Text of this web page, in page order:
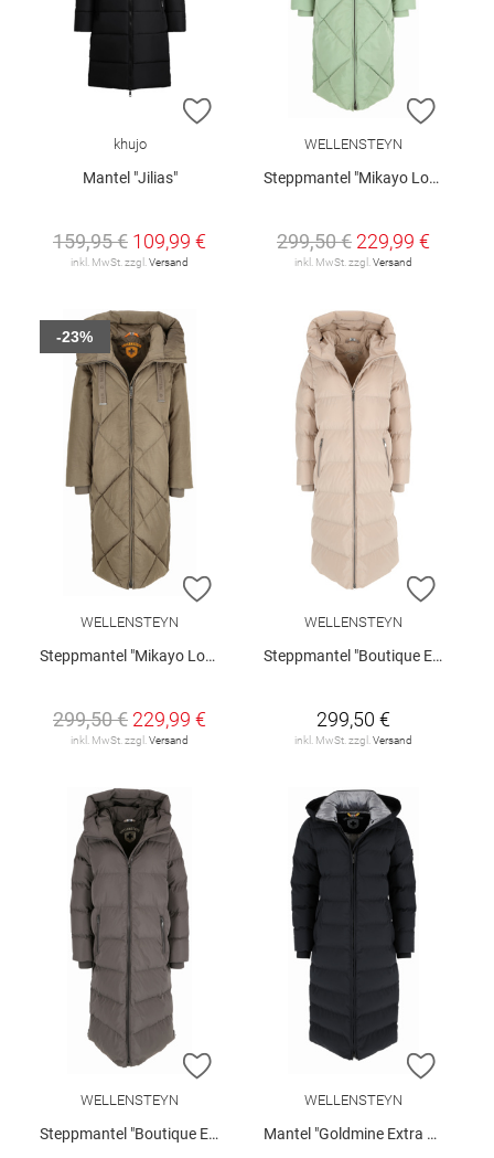
ZUR WUNSCHLISTE HINZUFÜGEN
khujo
Mantel "Jilias"
159,95 € 109,99 €
inkl. MwSt. zzgl. Versand
ZUR
WELLENSTEYN
Steppmantel "Mikayo Long"
299,50 € 229,99 €
inkl. MwSt. zzgl. Versand
ZUR WUNSCHLISTE HINZUFÜGEN
WELLENSTEYN
Steppmantel "Mikayo Long"
299,50 € 229,99 €
inkl. MwSt. zzgl. Versand
-23%
ZUR
WELLENSTEYN
Steppmantel "Boutique Extra Long"
299,50 €
inkl. MwSt. zzgl. Versand
ZUR WUNSCHLISTE HINZUFÜGEN
WELLENSTEYN
Steppmantel "Boutique Extra Long"
ZUR
WELLENSTEYN
Mantel "Goldmine Extra Long"